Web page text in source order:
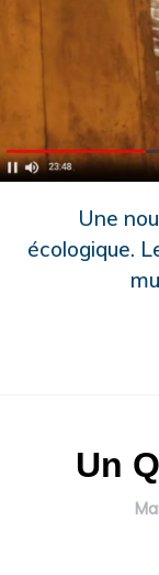
Une
écologique.
Un